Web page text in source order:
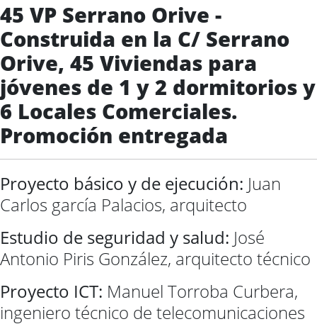
45 VP Serrano Orive -
Construida en la C/ Serrano
Orive, 45 Viviendas para
jóvenes de 1 y 2 dormitorios y
6 Locales Comerciales.
Promoción entregada
Proyecto básico y de ejecución: Juan
Carlos garcía Palacios, arquitecto
Estudio de seguridad y salud: José
Antonio Piris González, arquitecto técnico
Proyecto ICT: Manuel Torroba Curbera,
ingeniero técnico de telecomunicaciones